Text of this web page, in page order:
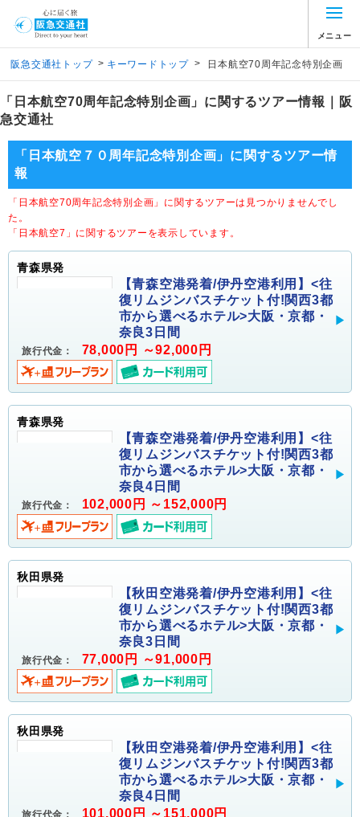
メニュー
阪急交通社トップ > キーワードトップ > 日本航空70周年記念特別企画
「日本航空70周年記念特別企画」に関するツアー情報｜阪
急交通社
「日本航空７０周年記念特別企画」に関するツアー情
報
「日本航空70周年記念特別企画」に関するツアーは見つかりませんでし
た。
「日本航空7」に関するツアーを表示しています。
青森県発
【青森空港発着/伊丹空港利用】<往
復リムジンバスチケット付!関西3都
市から選べるホテル>大阪・京都・
奈良3日間
旅行代金： 78,000円 ～92,000円
青森県発
【青森空港発着/伊丹空港利用】<往
復リムジンバスチケット付!関西3都
市から選べるホテル>大阪・京都・
奈良4日間
旅行代金： 102,000円 ～152,000円
秋田県発
【秋田空港発着/伊丹空港利用】<往
復リムジンバスチケット付!関西3都
市から選べるホテル>大阪・京都・
奈良3日間
旅行代金： 77,000円 ～91,000円
秋田県発
【秋田空港発着/伊丹空港利用】<往
復リムジンバスチケット付!関西3都
市から選べるホテル>大阪・京都・
奈良4日間
101,000円 ～151,000円